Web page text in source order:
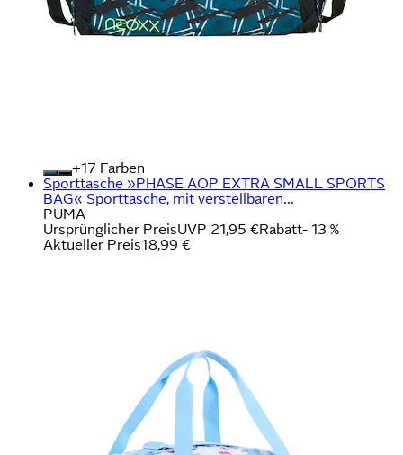
+
Farben
Sporttasche »PHASE AOP EXTRA SMALL SPORTS
BAG« Sporttasche, mit verstellbaren...
PUMA
Ursprünglicher PreisUVP 21,95 €Rabatt- 13 %
Aktueller Preis18,99 €